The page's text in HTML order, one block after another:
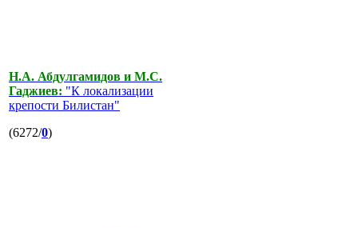
Н.А. Абдулгамидов и М.С.
Гаджиев: "К локализации
крепости Билистан"
(6272/0)